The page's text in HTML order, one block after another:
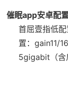
催眠app安卓配
首屈壹指低配
置​ ：gain11/
5gigabit（含